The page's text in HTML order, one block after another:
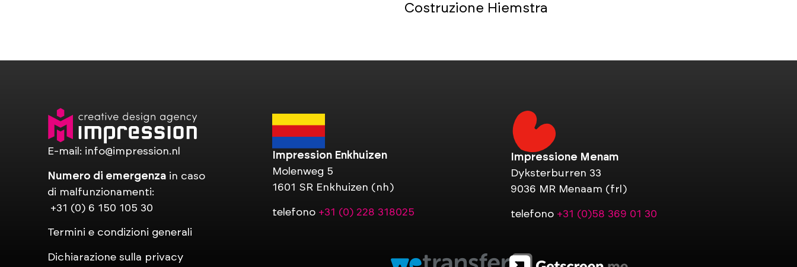
Costruzione Hiemstra
E-mail: info@impression.nl
Numero di emergenza in caso
di malfunzionamenti:
+31 (0) 6 150 105 30
Termini e condizioni generali
Dichiarazione sulla privacy
Impression Enkhuizen
Molenweg 5
1601 SR Enkhuizen (nh)
telefono +31 (0) 228 318025
Impressione Menam
Dyksterburren 33
9036 MR Menaam (frl)
telefono +31 (0)58 369 01 30